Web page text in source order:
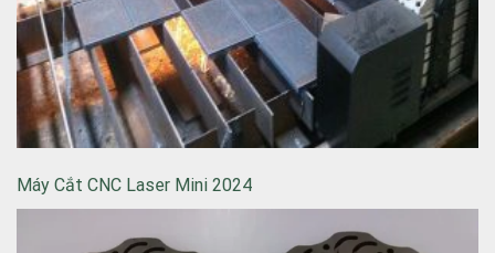
Máy Cắt CNC Laser Mini 2024